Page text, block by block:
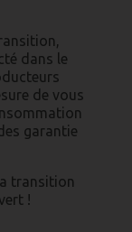
dans le
de vous
garantie
transition
!